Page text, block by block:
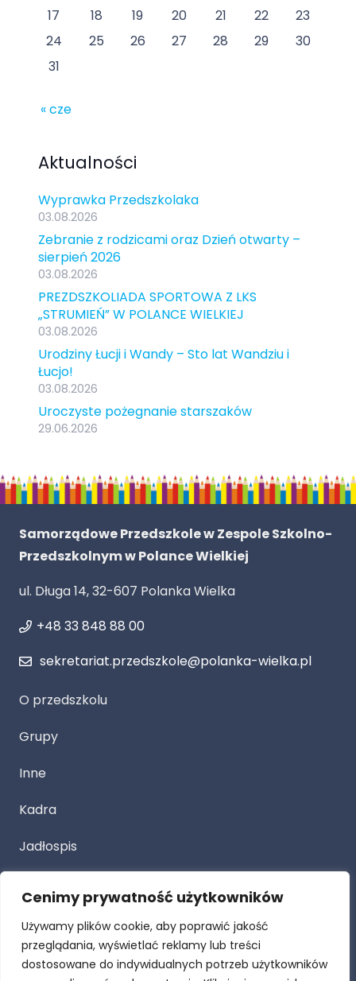
Cenimy prywatność użytkowników
Używamy plików cookie, aby poprawić jakość
przeglądania, wyświetlać reklamy lub treści
dostosowane do indywidualnych potrzeb użytkowników
17
18 19 20 21 22
23
24
25 26 27 28 29
30
31
« cze
Aktualności
Wyprawka Przedszkolaka
03.08.2026
Zebranie z rodzicami oraz Dzień otwarty –
sierpień 2026
03.08.2026
PREZDSZKOLIADA SPORTOWA Z LKS
„STRUMIEŃ” W POLANCE WIELKIEJ
03.08.2026
Urodziny Łucji i Wandy – Sto lat Wandziu i
Łucjo!
03.08.2026
Uroczyste pożegnanie starszaków
29.06.2026
Samorządowe Przedszkole w Zespole Szkolno-
Przedszkolnym w Polance Wielkiej
ul. Długa 14, 32-607 Polanka Wielka
+48 33 848 88 00
sekretariat.przedszkole@polanka-wielka.pl
O przedszkolu
Grupy
Inne
Kadra
Jadłospis
Przetarg
Dla Rodziców
Procedury